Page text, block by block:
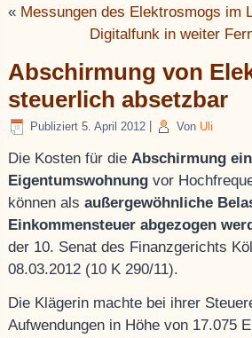
« Messungen des Elektrosmogs im
Digitalfunk in weiter
Abschirmung von
steuerlich absetzbar
Publiziert 5. April 2012 Von Uli
Die Kosten für dieAbschirmung
Eigentumswohnung vor
können alsaußergewöhnliche
Einkommensteuer abgezogen
der 10. Senat des Finanzgerichts
08.03.2012 (10 K 290/11).
Die Klägerin machte bei ihrer
Aufwendungen in Höhe von 17.075